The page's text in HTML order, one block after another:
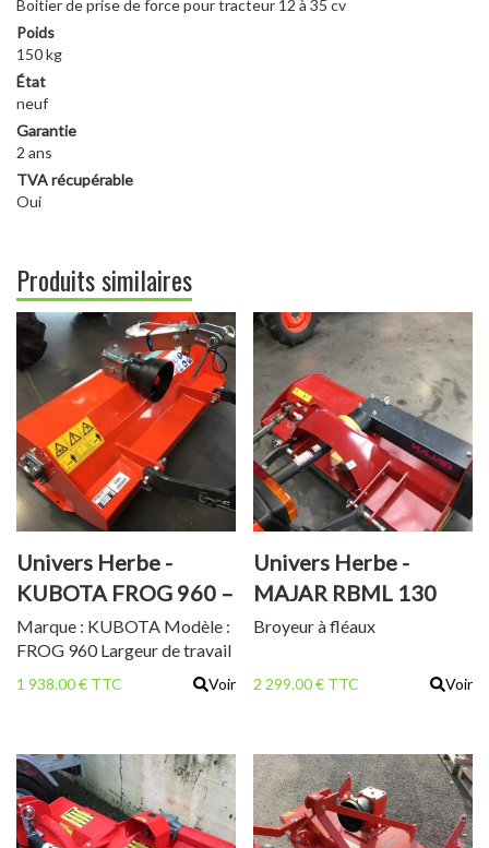
Boitier de prise de force pour tracteur 12 à 35 cv
Poids
150 kg
État
neuf
Garantie
2 ans
TVA récupérable
Oui
Produits similaires
Univers Herbe -
KUBOTA FROG 960 –
BROYEUR A FLÉAUX
Marque : KUBOTA Modèle :
FROG 960 Largeur de travail
: 96 cm 48 couteaux Y
Hauteur de coupe 20-80 cm
1 938.00 € TTC Voir
Univers Herbe -
MAJAR RBML 130
Broyeur à fléaux
2 299.00 € TTC Voir